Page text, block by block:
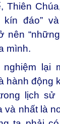
Thiên
kín đáo”
nên
mình.
lại
hành động
lịch sử
và nhất là